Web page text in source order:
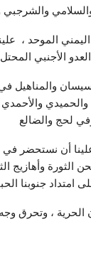
والشرجبي
الموحد ،
الأجنبي
سيسان والمناهيل
لحج والضالع
أن نستحضر في
وأهازيج
امتداد جنوبنا
الحرية ، وتحرق